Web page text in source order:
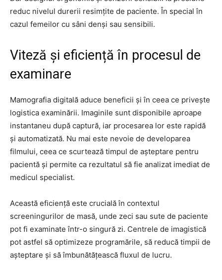
reduc nivelul durerii resimțite de paciente. În special în
cazul femeilor cu sâni denși sau sensibili.
Viteză și eficiență în procesul de
examinare
Mamografia digitală aduce beneficii și în ceea ce privește
logistica examinării. Imaginile sunt disponibile aproape
instantaneu după captură, iar procesarea lor este rapidă
și automatizată. Nu mai este nevoie de developarea
filmului, ceea ce scurtează timpul de așteptare pentru
pacientă și permite ca rezultatul să fie analizat imediat de
medicul specialist.
Această eficiență este crucială în contextul
screeningurilor de masă, unde zeci sau sute de paciente
pot fi examinate într-o singură zi. Centrele de imagistică
pot astfel să optimizeze programările, să reducă timpii de
așteptare și să îmbunătățească fluxul de lucru.